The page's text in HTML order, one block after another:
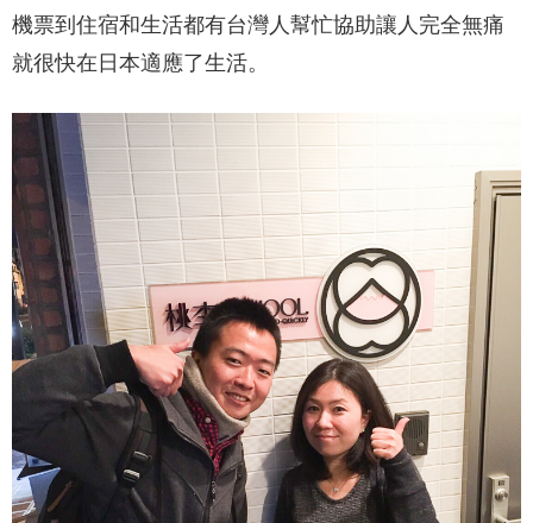
機票到住宿和生活都有台灣人幫忙協助讓人完全無痛
就很快在日本適應了生活。